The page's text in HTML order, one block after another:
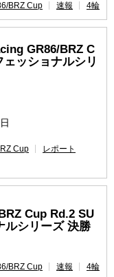
BRZ Cup 速報 4輪
GR86/BRZ C
ッショナルシリ
Cup
レポート
Cup Rd.2 SU
ルシリーズ 決勝
BRZ Cup 速報 4輪